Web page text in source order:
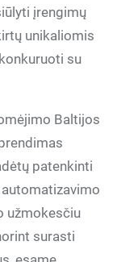
įrengimų
unikaliomis
su
Baltijos
patenkinti
užmokesčiu
surasti